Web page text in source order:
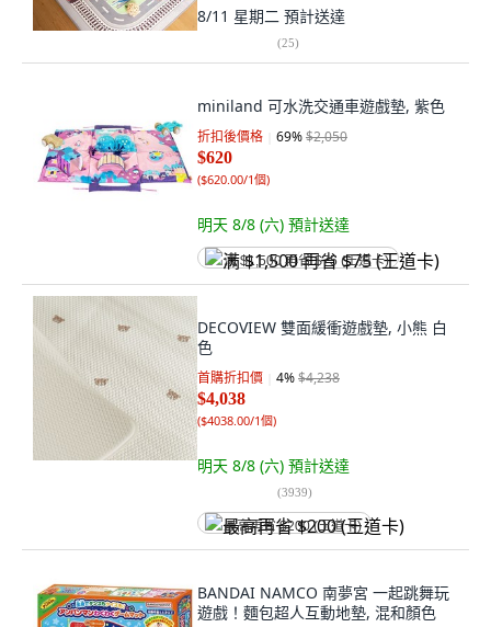
8/11 星期二 預計送達
(25)
miniland 可水洗交通車遊戲墊, 紫色
折扣後價格 69%$2,050
$620
($620.00/1個)
明天 8/8 (六) 預計送達
满 $1,500 再省 $75 (王道卡)
DECOVIEW 雙面緩衝遊戲墊, 小熊 白
色
首購折扣價 4%$4,238
$4,038
($4038.00/1個)
明天 8/8 (六) 預計送達
(3939)
最高再省 $200 (王道卡)
BANDAI NAMCO 南夢宮 一起跳舞玩
遊戲！麵包超人互動地墊, 混和顏色